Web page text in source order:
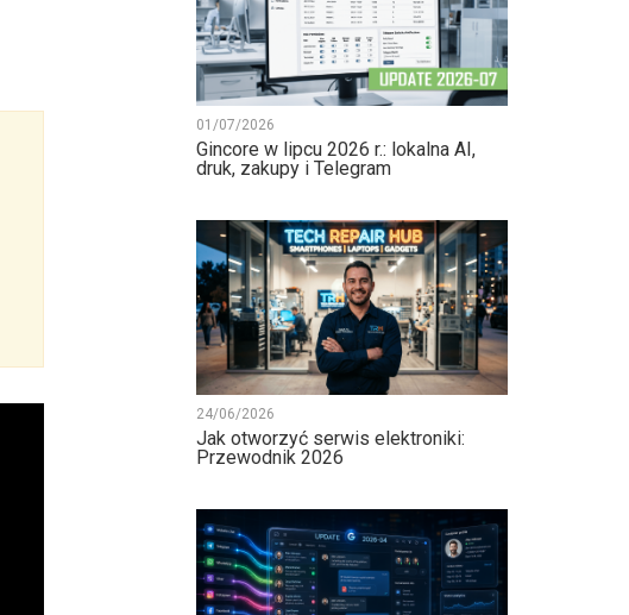
01/07/2026
Gincore w lipcu 2026 r.: lokalna AI,
druk, zakupy i Telegram
24/06/2026
Jak otworzyć serwis elektroniki:
Przewodnik 2026